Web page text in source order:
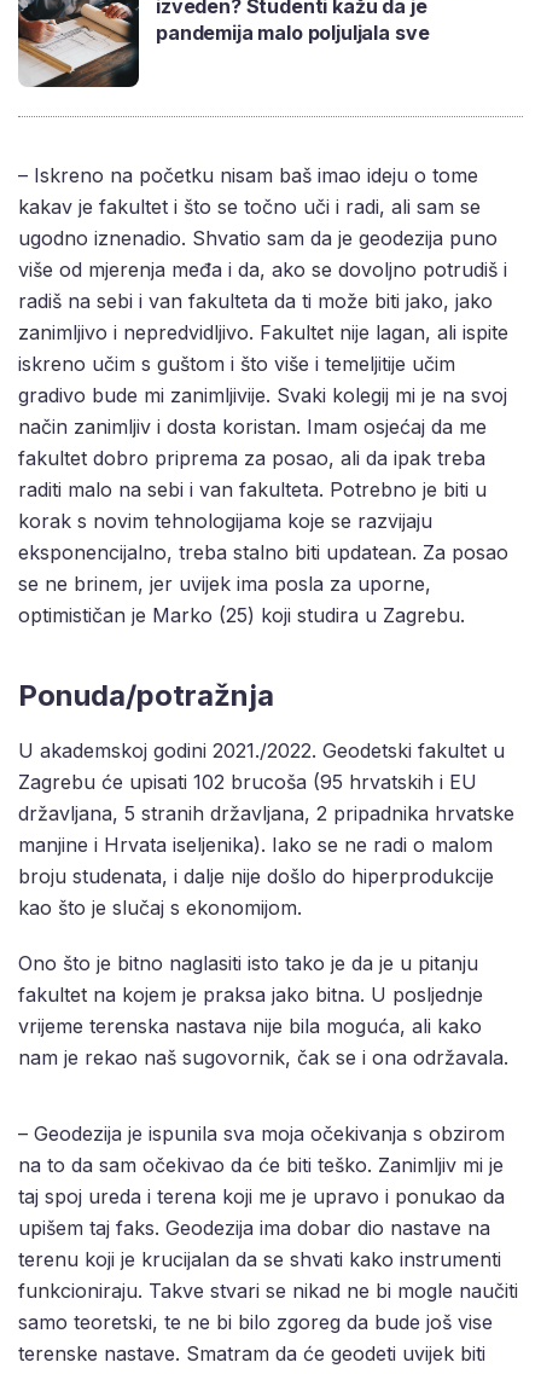
izveden? Studenti kažu da je
pandemija malo poljuljala sve
– Iskreno na početku nisam baš imao ideju o tome
kakav je fakultet i što se točno uči i radi, ali sam se
ugodno iznenadio. Shvatio sam da je geodezija puno
više od mjerenja međa i da, ako se dovoljno potrudiš i
radiš na sebi i van fakulteta da ti može biti jako, jako
zanimljivo i nepredvidljivo. Fakultet nije lagan, ali ispite
iskreno učim s guštom i što više i temeljitije učim
gradivo bude mi zanimljivije. Svaki kolegij mi je na svoj
način zanimljiv i dosta koristan. Imam osjećaj da me
fakultet dobro priprema za posao, ali da ipak treba
raditi malo na sebi i van fakulteta. Potrebno je biti u
korak s novim tehnologijama koje se razvijaju
eksponencijalno, treba stalno biti updatean. Za posao
se ne brinem, jer uvijek ima posla za uporne,
optimističan je Marko (25) koji studira u Zagrebu.
Ponuda/potražnja
U akademskoj godini 2021./2022. Geodetski fakultet u
Zagrebu će upisati 102 brucoša (95 hrvatskih i EU
državljana, 5 stranih državljana, 2 pripadnika hrvatske
manjine i Hrvata iseljenika). Iako se ne radi o malom
broju studenata, i dalje nije došlo do hiperprodukcije
kao što je slučaj s ekonomijom.
Ono što je bitno naglasiti isto tako je da je u pitanju
fakultet na kojem je praksa jako bitna. U posljednje
vrijeme terenska nastava nije bila moguća, ali kako
nam je rekao naš sugovornik, čak se i ona održavala.
– Geodezija je ispunila sva moja očekivanja s obzirom
na to da sam očekivao da će biti teško. Zanimljiv mi je
taj spoj ureda i terena koji me je upravo i ponukao da
upišem taj faks. Geodezija ima dobar dio nastave na
terenu koji je krucijalan da se shvati kako instrumenti
funkcioniraju. Takve stvari se nikad ne bi mogle naučiti
samo teoretski, te ne bi bilo zgoreg da bude još vise
terenske nastave. Smatram da će geodeti uvijek biti